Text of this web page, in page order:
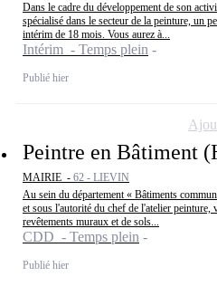
Dans le cadre du développement de son
spécialisé dans le secteur de la peinture, un
intérim de 18 mois. Vous aurez à...
Intérim - Temps plein
Publié hier
Peintre en Bâtiment
MAIRIE - 62 - LIEVIN
Au sein du département « Bâtiments
et sous l'autorité du chef de l'atelier peinture,
revêtements muraux et de sols...
CDD - Temps plein
Publié hier